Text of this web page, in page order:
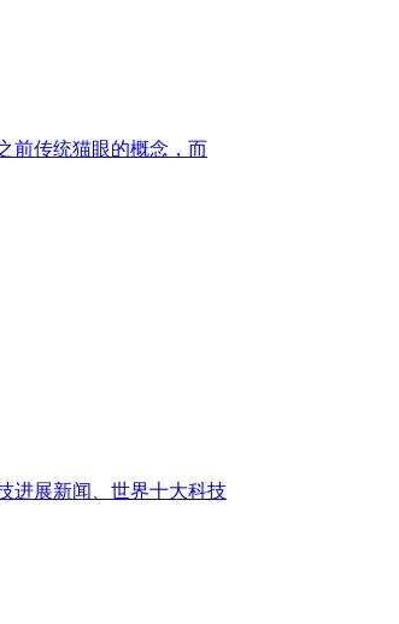
前传统猫眼的概念，而
进展新闻、世界十大科技